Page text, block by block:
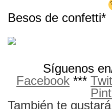
Besos de confetti*
Síguenos
Facebook ***
También te gustará